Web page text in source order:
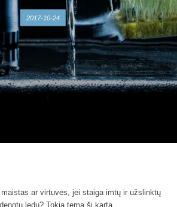
2017-10-24
ar virtuvės, jei staiga imtų ir užslinktų
ledu? Tokia tema šį kartą